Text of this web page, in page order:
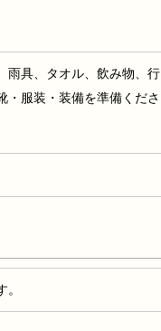
雨具、タオル、飲み物、行
服装・装備を準備くださ